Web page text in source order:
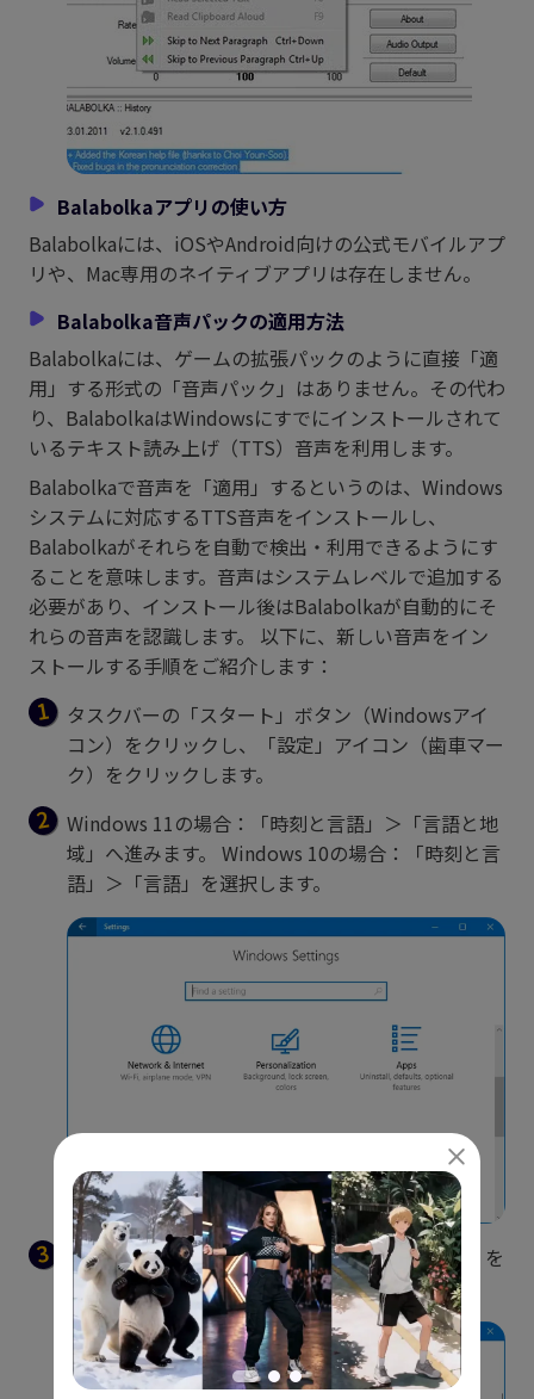
Balabolkaアプリの使い方
Balabolkaには、iOSやAndroid向けの公式モバイルアプ
リや、Mac専用のネイティブアプリは存在しません。
Balabolka音声パックの適用方法
Balabolkaには、ゲームの拡張パックのように直接「適
用」する形式の「音声パック」はありません。その代わ
り、BalabolkaはWindowsにすでにインストールされて
いるテキスト読み上げ（TTS）音声を利用します。
Balabolkaで音声を「適用」するというのは、Windows
システムに対応するTTS音声をインストールし、
Balabolkaがそれらを自動で検出・利用できるようにす
ることを意味します。音声はシステムレベルで追加する
必要があり、インストール後はBalabolkaが自動的にそ
れらの音声を認識します。 以下に、新しい音声をイン
ストールする手順をご紹介します：
タスクバーの「スタート」ボタン（Windowsアイ
コン）をクリックし、「設定」アイコン（歯車マー
ク）をクリックします。
Windows 11の場合：「時刻と言語」＞「言語と地
域」へ進みます。 Windows 10の場合：「時刻と言
語」＞「言語」を選択します。
「優先する言語」セクションで、「言語を追加」を
クリックします。